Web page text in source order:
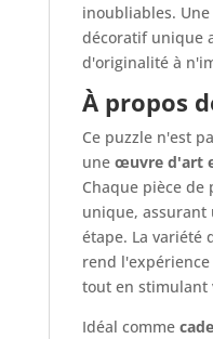
inoubliables.
décoratif unique
d'originalité à
À propos
Ce puzzle n'est
une œuvre d'art
Chaque pièce de
unique, assurant
étape. La variété
rend
tout en stimulant
Idéal comme